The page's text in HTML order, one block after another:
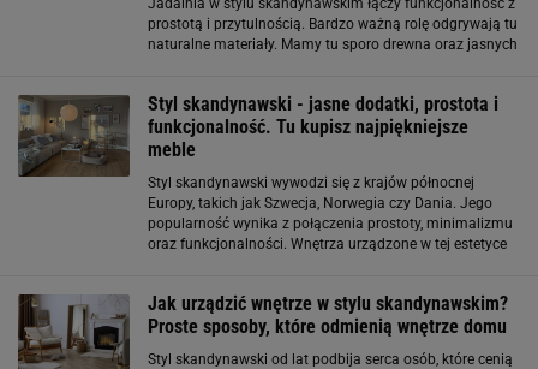
Jadalnia w stylu skandynawskim łączy funkcjonalność z
prostotą i przytulnością. Bardzo ważną rolę odgrywają tu
naturalne materiały. Mamy tu sporo drewna oraz jasnych
Styl skandynawski - jasne dodatki, prostota i
funkcjonalność. Tu kupisz najpiękniejsze
meble
Styl skandynawski wywodzi się z krajów północnej
Europy, takich jak Szwecja, Norwegia czy Dania. Jego
popularność wynika z połączenia prostoty, minimalizmu
oraz funkcjonalności. Wnętrza urządzone w tej estetyce
Jak urządzić wnętrze w stylu skandynawskim?
Proste sposoby, które odmienią wnętrze domu
Styl skandynawski od lat podbija serca osób, które cenią